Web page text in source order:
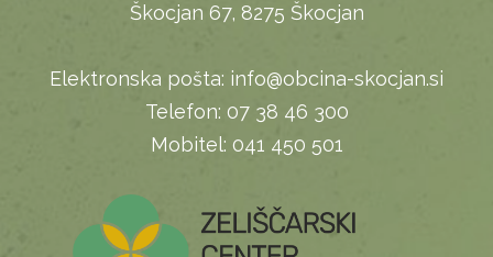
Škocjan 67, 8275 Škocjan
Elektronska pošta: info@obcina-skocjan.si
Telefon: 07 38 46 300
Mobitel: 041 450 501